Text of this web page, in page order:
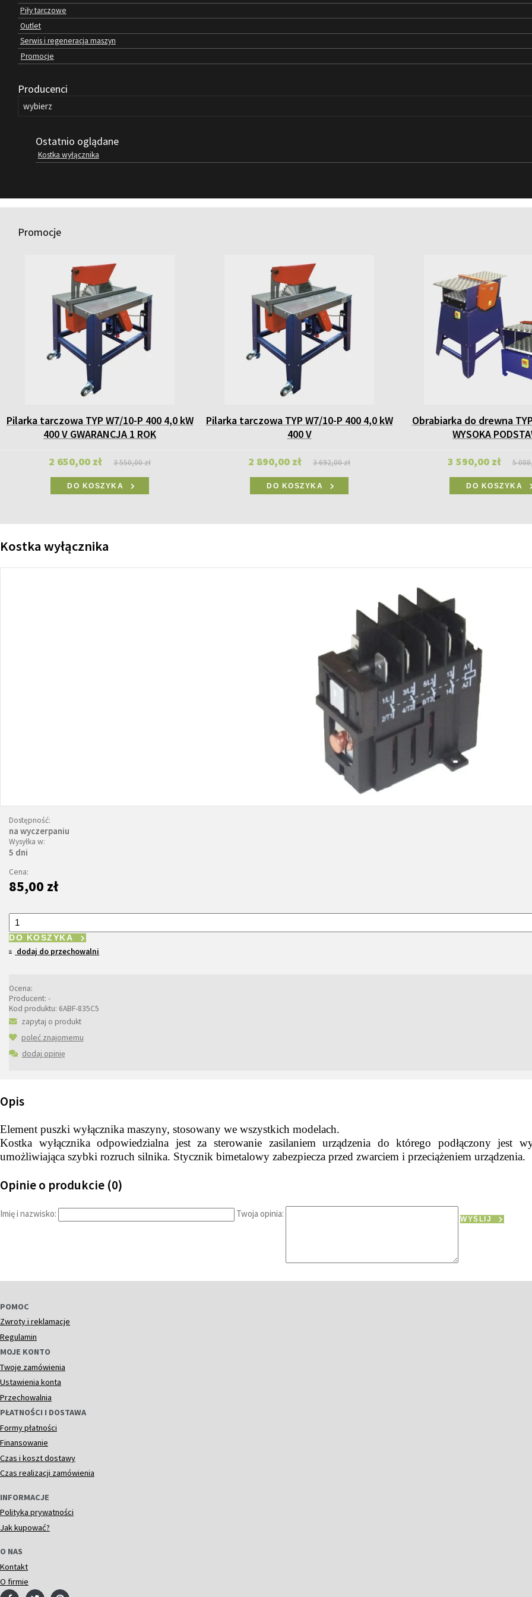
Piły tarczowe
Outlet
Serwis i regeneracja maszyn
Promocje
Producenci
Ostatnio oglądane
Kostka wyłącznika
Promocje
Pilarka tarczowa TYP W7/10-P 400 4,0 kW
400 V GWARANCJA 1 ROK
2 650,00 zł 3 550,00 zł
DO KOSZYKA
Pilarka tarczowa TYP W7/10-P 400 4,0 kW
400 V
2 890,00 zł 3 692,00 zł
DO KOSZYKA
Obrabiarka do drewna
WYSOKA
3 590,00 zł 5
DO KOSZYKA
Kostka wyłącznika
Dostępność:
na wyczerpaniu
Wysyłka w:
5 dni
Cena:
85,00 zł
DO KOSZYKA
dodaj do przechowalni
Ocena:
Producent: -
Kod produktu: 6ABF-835C5
zapytaj o produkt
poleć znajomemu
dodaj opinię
Opis
Element puszki wyłącznika maszyny, stosowany we wszystkich modelach.
Kostka wyłącznika odpowiedzialna jest za sterowanie zasilaniem urządzenia do którego podłączony jest
umożliwiająca szybki rozruch silnika. Stycznik bimetalowy zabezpiecza przed zwarciem i przeciążeniem urządzenia.
Opinie o produkcie (0)
Imię i nazwisko: Twoja opinia: WYŚLIJ
POMOC
Zwroty i reklamacje
Regulamin
MOJE KONTO
Twoje zamówienia
Ustawienia konta
Przechowalnia
PŁATNOŚCI I DOSTAWA
Formy płatności
Finansowanie
Czas i koszt dostawy
Czas realizacji zamówienia
INFORMACJE
Polityka prywatności
Jak kupować?
O NAS
Kontakt
O firmie